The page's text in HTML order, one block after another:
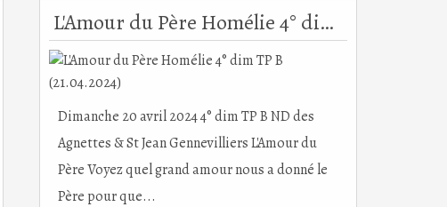
L'Amour du Père Homélie 4° dim TP B (21.04.2024)
Dimanche 20 avril 2024 4° dim TP B ND des
Agnettes & St Jean Gennevilliers L'Amour du
Père Voyez quel grand amour nous a donné le
Père pour que...